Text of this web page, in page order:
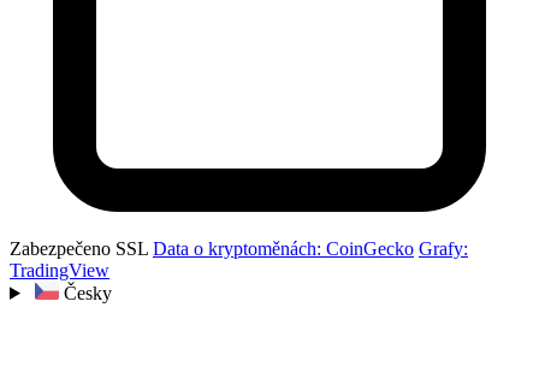
Zabezpečeno SSL Data o kryptoměnách: CoinGecko Grafy:
TradingView
Česky